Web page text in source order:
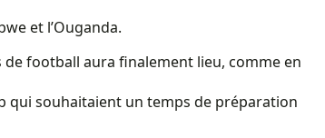
et l’Ouganda.
de football aura finalement lieu, comme en
qui souhaitaient un temps de préparation